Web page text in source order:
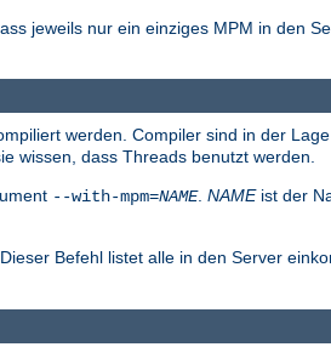
jeweils nur ein einziges MPM in den
werden. Compiler sind in der
wissen, dass Threads benutzt werden.
--with-mpm=NAME. NAMEist der
Befehl listet alle in den Server